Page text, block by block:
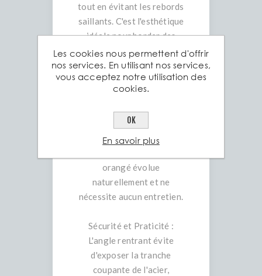
tout en évitant les rebords
saillants. C'est l'esthétique
idéale pour border des
massifs de fleurs ou des
zones de paillage.
Acier Corten® Authentique
(S355J0WP) qui développe
une couche protectrice
orangé évolue
naturellement et ne
nécessite aucun entretien.
Sécurité et Praticité :
L'angle rentrant évite
d'exposer la tranche
coupante de l'acier,
Les cookies nous permettent d'offrir
nos services. En utilisant nos services,
vous acceptez notre utilisation des
cookies.
OK
En savoir plus